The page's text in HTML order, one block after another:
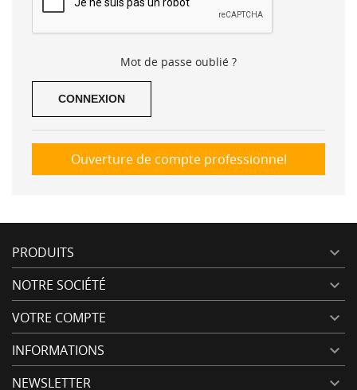
Mot de passe oublié ?
CONNEXION
Ouverture de compte professionnel
PRODUITS 
NOTRE SOCIÉTÉ 
VOTRE COMPTE 
INFORMATIONS 
NEWSLETTER 